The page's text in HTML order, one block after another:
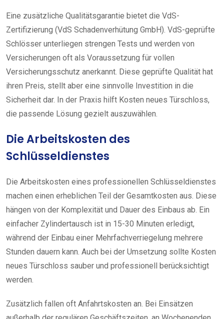
Eine zusätzliche Qualitätsgarantie bietet die VdS-
Zertifizierung (VdS Schadenverhütung GmbH). VdS-geprüfte
Schlösser unterliegen strengen Tests und werden von
Versicherungen oft als Voraussetzung für vollen
Versicherungsschutz anerkannt. Diese geprüfte Qualität hat
ihren Preis, stellt aber eine sinnvolle Investition in die
Sicherheit dar. In der Praxis hilft Kosten neues Türschloss,
die passende Lösung gezielt auszuwählen.
Die Arbeitskosten des
Schlüsseldienstes
Die Arbeitskosten eines professionellen Schlüsseldienstes
machen einen erheblichen Teil der Gesamtkosten aus. Diese
hängen von der Komplexität und Dauer des Einbaus ab. Ein
einfacher Zylindertausch ist in 15-30 Minuten erledigt,
während der Einbau einer Mehrfachverriegelung mehrere
Stunden dauern kann. Auch bei der Umsetzung sollte Kosten
neues Türschloss sauber und professionell berücksichtigt
werden.
Zusätzlich fallen oft Anfahrtskosten an. Bei Einsätzen